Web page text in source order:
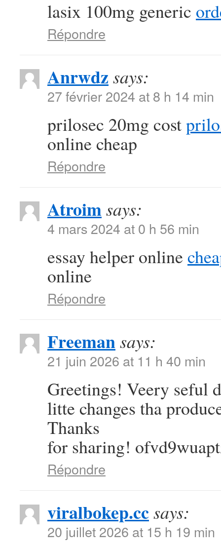
lasix 100mg generic
Répondre
Anrwdz says:
27 février 2024 at 8 h 14 min
prilosec 20mg cost
online cheap
Répondre
Atroimsays:
4 mars 2024 at 0 h 56 min
essay helper online
online
Répondre
Freemansays:
21 juin 2026 at 11 h 40 min
Greetings! Veery seful
litte changes tha
Thanks
for sharing!
Répondre
viralbokep.ccsays:
20 juillet 2026 at 15 h 19 min